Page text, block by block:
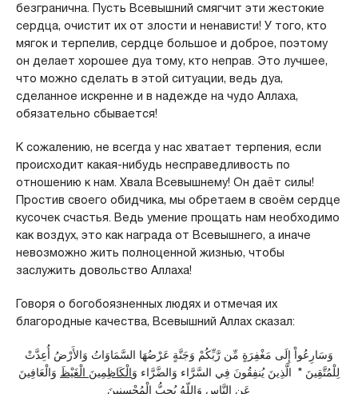
безгранична. Пусть Всевышний смягчит эти жестокие
сердца, очистит их от злости и ненависти! У того, кто
мягок и терпелив, сердце большое и доброе, поэтому
он делает хорошее дуа тому, кто неправ. Это лучшее,
что можно сделать в этой ситуации, ведь дуа,
сделанное искренне и в надежде на чудо Аллаха,
обязательно сбывается!
К сожалению, не всегда у нас хватает терпения, если
происходит какая-нибудь несправедливость по
отношению к нам. Хвала Всевышнему! Он даёт силы!
Простив своего обидчика, мы обретаем в своём сердце
кусочек счастья. Ведь умение прощать нам необходимо
как воздух, это как награда от Всевышнего, а иначе
невозможно жить полноценной жизнью, чтобы
заслужить довольство Аллаха!
Говоря о богобоязненных людях и отмечая их
благородные качества, Всевышний Аллах сказал:
وَسَارِعُواْ إِلَى مَغْفِرَةٍ مِّن رَّبِّكُمْ وَجَنَّةٍ عَرْضُهَا السَّمَاوَاتُ وَالأَرْضُ أُعِدَّتْ
لِلْمُتَّقِينَ * الَّذِينَ يُنفِقُونَ فِي السَّرَّاء وَالضَّرَّاء وَالْكَاظِمِينَ الْغَيْظَ وَالْعَافِينَ
عَنِ النَّاسِ وَاللّهُ يُحِبُّ الْمُحْسِنِينَ